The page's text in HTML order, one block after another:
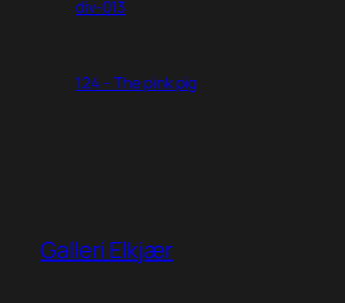
div-013
124 – The pink pig
Galleri Elkjær